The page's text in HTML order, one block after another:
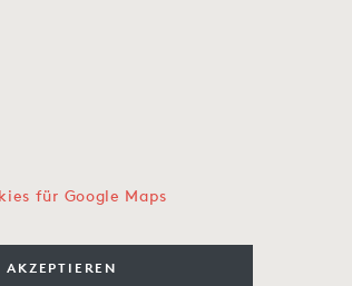
für Google Maps
AKZEPTIEREN